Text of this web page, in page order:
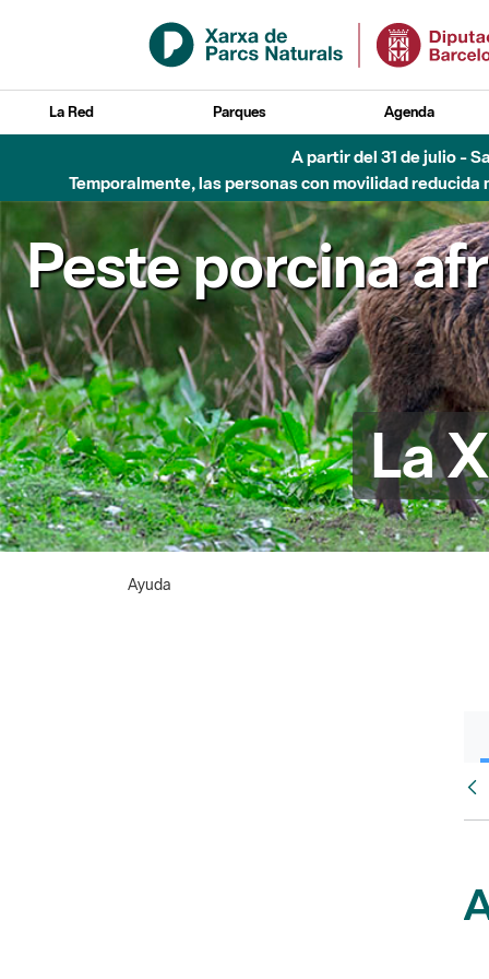
Saltar al contenido principal
La Red Parques Agenda
A partir del 31 de julio -
Temporalmente, las personas con movilidad
Peste porcina
La
Ayuda